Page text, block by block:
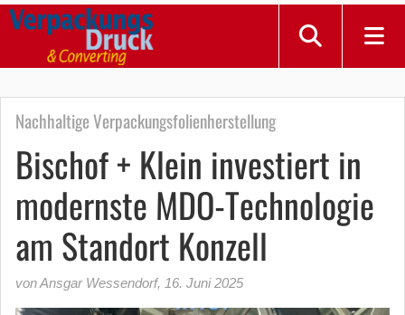
Nachhaltige Verpackungsfolienherstellung
Bischof + Klein investiert in
modernste MDO-Technologie
am Standort Konzell
von Ansgar Wessendorf, 16. Juni 2025